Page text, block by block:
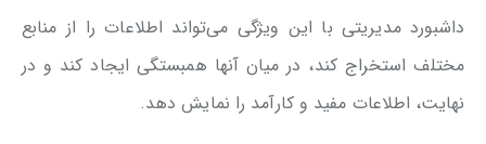
داشبورد مدیریتی با این ویژگی می‌تواند اطلاعات را از منابع
مختلف استخراج کند، در میان آنها همبستگی ایجاد کند و در
نهایت، اطلاعات مفید و کارآمد را نمایش دهد.